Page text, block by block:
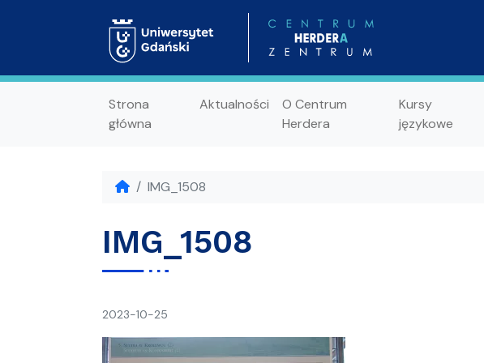
Strona
główna
Aktualności
O Centrum
Herdera
Kursy
językowe
IMG_1508
IMG_1508
2023-10-25